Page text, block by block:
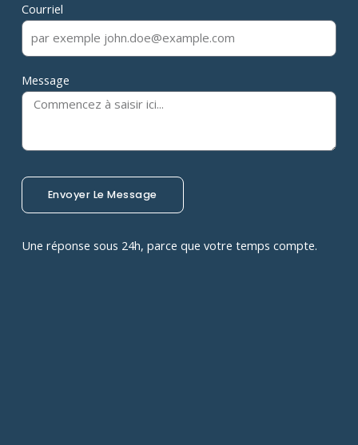
Courriel
Message
Envoyer Le Message
Une réponse sous 24h, parce que votre temps compte.